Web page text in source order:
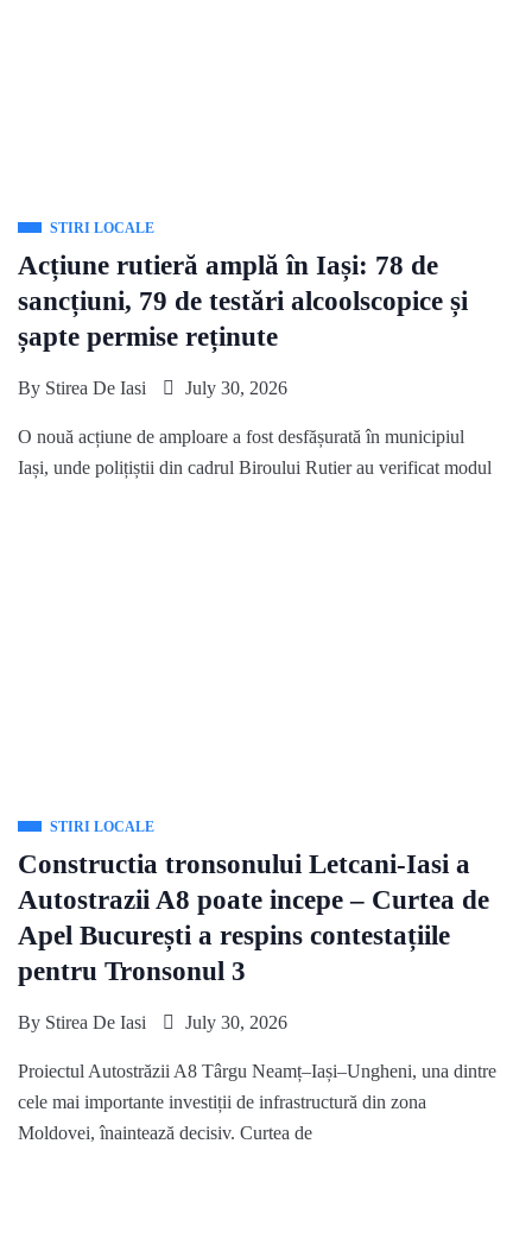
STIRI LOCALE
Acțiune rutieră amplă în Iași: 78 de
sancțiuni, 79 de testări alcoolscopice și
șapte permise reținute
By Stirea De Iasi July 30, 2026
O nouă acțiune de amploare a fost desfășurată în municipiul
Iași, unde polițiștii din cadrul Biroului Rutier au verificat modul
STIRI LOCALE
Constructia tronsonului Letcani-Iasi a
Autostrazii A8 poate incepe – Curtea de
Apel București a respins contestațiile
pentru Tronsonul 3
By Stirea De Iasi July 30, 2026
Proiectul Autostrăzii A8 Târgu Neamț–Iași–Ungheni, una dintre
cele mai importante investiții de infrastructură din zona
Moldovei, înaintează decisiv. Curtea de